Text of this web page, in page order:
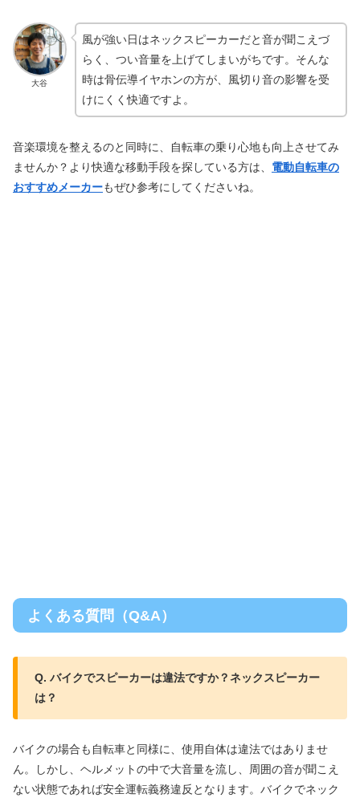
大谷
風が強い日はネックスピーカーだと音が聞こえづ
らく、つい音量を上げてしまいがちです。そんな
時は骨伝導イヤホンの方が、風切り音の影響を受
けにくく快適ですよ。
音楽環境を整えるのと同時に、自転車の乗り心地も向上させてみ
ませんか？より快適な移動手段を探している方は、 電動自転車の
おすすめメーカーもぜひ参考にしてくださいね。
よくある質問（Q&A）
Q. バイクでスピーカーは違法ですか？ネックスピーカー
は？
バイクの場合も自転車と同様に、使用自体は違法ではありませ
ん。しかし、ヘルメットの中で大音量を流し、周囲の音が聞こえ
ない状態であれば安全運転義務違反となります。バイクでネック